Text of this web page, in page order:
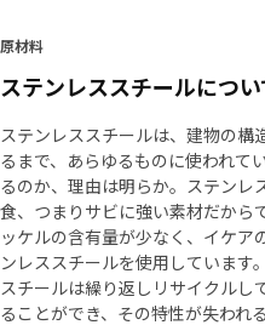
原材料
ステンレススチールについ
ステンレススチールは、建物の構
るまで、あらゆるものに使われて
るのか、理由は明らか。ステンレ
食、つまりサビに強い素材だから
ッケルの含有量が少なく、イケア
ンレススチールを使用しています
スチールは繰り返しリサイクルし
ることができ、その特性が失われ